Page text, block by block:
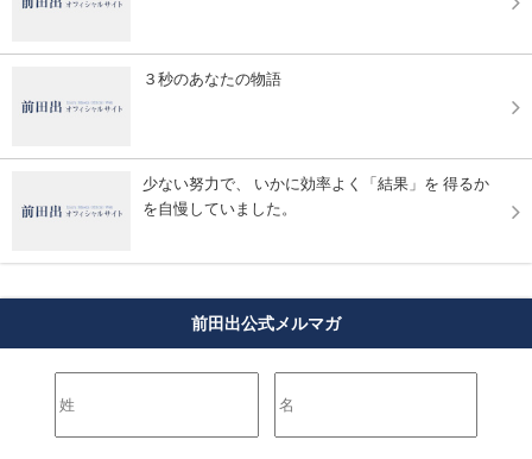
３秒のあなたの物語
少ない努力で、 いかに効率よく「結果」を 得るか
を自慢していました。
前田出公式メルマガ